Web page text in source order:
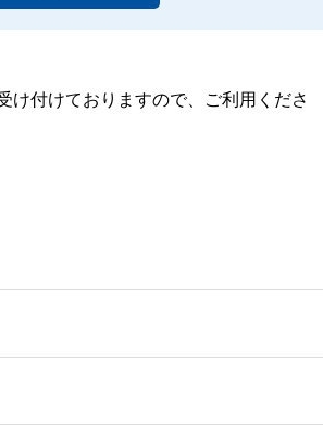
け付けておりますので、ご利用くださ